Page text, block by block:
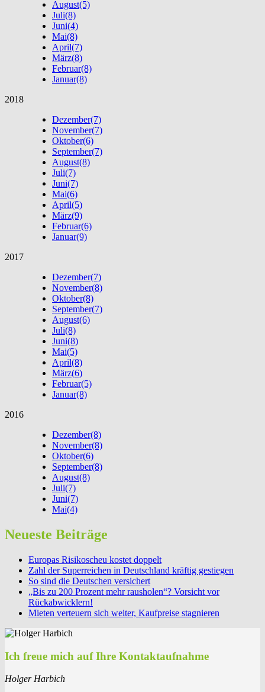
August(5)
Juli(8)
Juni(4)
Mai(8)
April(7)
März(8)
Februar(8)
Januar(8)
2018
Dezember(7)
November(7)
Oktober(6)
September(7)
August(8)
Juli(7)
Juni(7)
Mai(6)
April(5)
März(9)
Februar(6)
Januar(9)
2017
Dezember(7)
November(8)
Oktober(8)
September(7)
August(6)
Juli(8)
Juni(8)
Mai(5)
April(8)
März(6)
Februar(5)
Januar(8)
2016
Dezember(8)
November(8)
Oktober(6)
September(8)
August(8)
Juli(7)
Juni(7)
Mai(4)
Neueste Beiträge
Europas Risikoscheu kostet doppelt
Zahl der Superreichen in Deutschland kräftig gestiegen
So sind die Deutschen versichert
„Bis zu 200 Prozent mehr rausholen“? Vorsicht vor
Rückabwicklern!
Mieten verteuern sich weiter, Kaufpreise stagnieren
Ich freue mich auf Ihre Kontaktaufnahme
Holger Harbich